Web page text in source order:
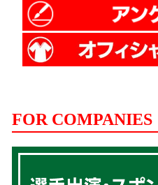
FOR COMPANIES